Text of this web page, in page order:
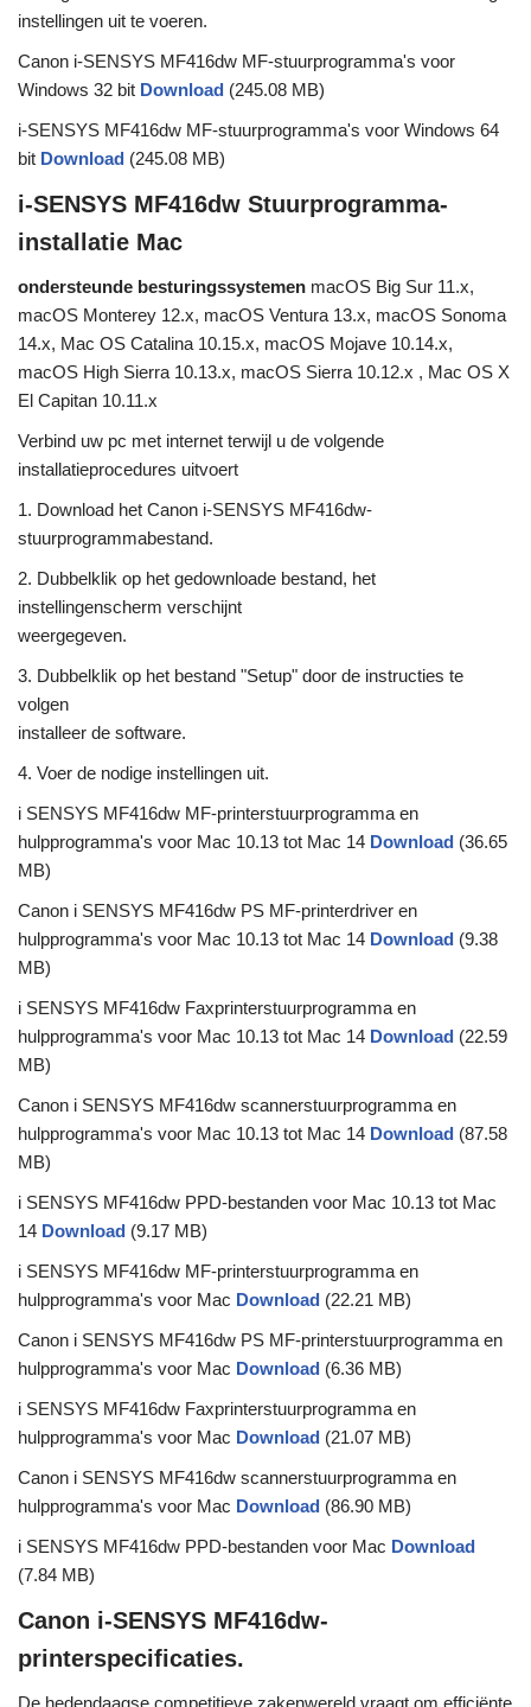
instellingen uit te voeren.
Canon i-SENSYS MF416dw MF-stuurprogramma's voor
Windows 32 bit Download (245.08 MB)
i-SENSYS MF416dw MF-stuurprogramma's voor Windows 64
bit Download (245.08 MB)
i-SENSYS MF416dw Stuurprogramma-
installatie Mac
ondersteunde besturingssystemen macOS Big Sur 11.x,
macOS Monterey 12.x, macOS Ventura 13.x, macOS Sonoma
14.x, Mac OS Catalina 10.15.x, macOS Mojave 10.14.x,
macOS High Sierra 10.13.x, macOS Sierra 10.12.x , Mac OS X
El Capitan 10.11.x
Verbind uw pc met internet terwijl u de volgende
installatieprocedures uitvoert
1. Download het Canon i-SENSYS MF416dw-
stuurprogrammabestand.
2. Dubbelklik op het gedownloade bestand, het
instellingenscherm verschijnt
weergegeven.
3. Dubbelklik op het bestand "Setup" door de instructies te
volgen
installeer de software.
4. Voer de nodige instellingen uit.
i SENSYS MF416dw MF-printerstuurprogramma en
hulpprogramma's voor Mac 10.13 tot Mac 14 Download (36.65
MB)
Canon i SENSYS MF416dw PS MF-printerdriver en
hulpprogramma's voor Mac 10.13 tot Mac 14 Download (9.38
MB)
i SENSYS MF416dw Faxprinterstuurprogramma en
hulpprogramma's voor Mac 10.13 tot Mac 14 Download (22.59
MB)
Canon i SENSYS MF416dw scannerstuurprogramma en
hulpprogramma's voor Mac 10.13 tot Mac 14 Download (87.58
MB)
i SENSYS MF416dw PPD-bestanden voor Mac 10.13 tot Mac
14 Download (9.17 MB)
i SENSYS MF416dw MF-printerstuurprogramma en
hulpprogramma's voor Mac Download (22.21 MB)
Canon i SENSYS MF416dw PS MF-printerstuurprogramma en
hulpprogramma's voor Mac Download (6.36 MB)
i SENSYS MF416dw Faxprinterstuurprogramma en
hulpprogramma's voor Mac Download (21.07 MB)
Canon i SENSYS MF416dw scannerstuurprogramma en
hulpprogramma's voor Mac Download (86.90 MB)
i SENSYS MF416dw PPD-bestanden voor Mac Download
(7.84 MB)
Canon i-SENSYS MF416dw-
printerspecificaties.